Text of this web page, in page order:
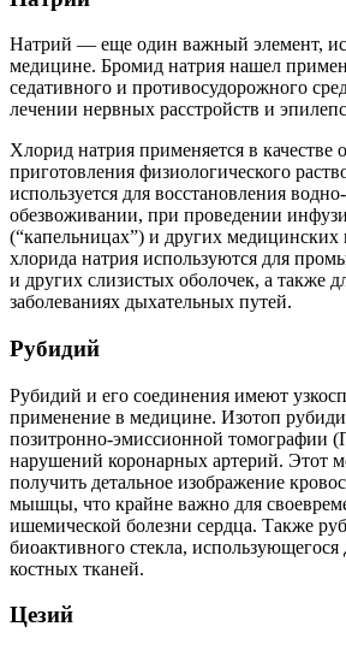
Натрий — еще один важный элемент,
медицине. Бромид натрия нашел
седативного и противосудорожного
лечении нервных расстройств и
Хлорид натрия применяется в качестве
приготовления физиологического
используется для восстановления
обезвоживании, при проведении
(“капельницах”) и других медицинских
хлорида натрия используются для
и других слизистых оболочек, а также
заболеваниях дыхательных путей.
Рубидий
Рубидий и его соединения имеют
применение в медицине. Изотоп
позитронно-эмиссионной томографии
нарушений коронарных артерий. Этот
получить детальное изображение
мышцы, что крайне важно для
ишемической болезни сердца. Также
биоактивного стекла, использующегося
костных тканей.
Цезий